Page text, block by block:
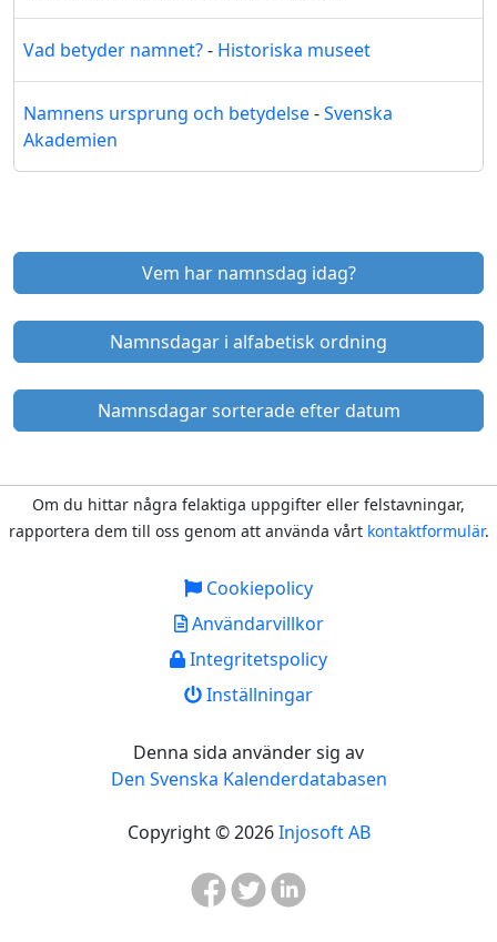
Vad betyder namnet?- Historiska museet
Namnens ursprung och betydelse-Svenska
Akademien
Vem har namnsdag idag?
Namnsdagar i alfabetisk ordning
Namnsdagar sorterade efter datum
Om du hittar några felaktiga uppgifter eller felstavningar,
rapportera dem till oss genom att använda vårt kontaktformulär.
Cookiepolicy
Användarvillkor
Integritetspolicy
Inställningar
Denna sida använder sig av
Den Svenska Kalenderdatabasen
Copyright © 2026Injosoft AB